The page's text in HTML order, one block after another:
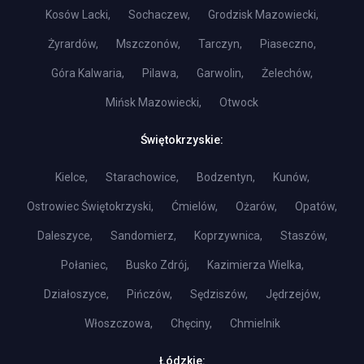
Kosów Lacki, Sochaczew, Grodzisk Mazowiecki,
Żyrardów, Mszczonów, Tarczyn, Piaseczno,
Góra Kalwaria, Pilawa, Garwolin, Żelechów,
Mińsk Mazowiecki, Otwock
Świętokrzyskie:
Kielce, Starachowice, Bodzentyn, Kunów,
Ostrowiec Świętokrzyski, Ćmielów, Ożarów, Opatów,
Daleszyce, Sandomierz, Koprzywnica, Staszów,
Połaniec, Busko Zdrój, Kazimierza Wielka,
Działoszyce, Pińczów, Sędziszów, Jędrzejów,
Włoszczowa, Chęciny, Chmielnik
Łódzkie: